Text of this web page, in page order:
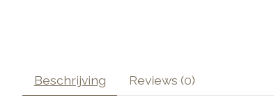
Beschrijving Reviews (0)